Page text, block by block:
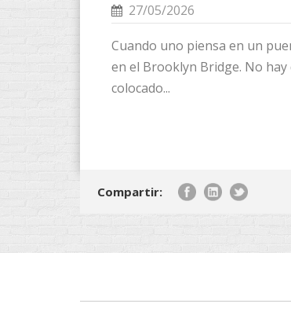
27/05/2026
Cuando uno piensa en un
en el Brooklyn Bridge. No hay
colocado...
Compartir: